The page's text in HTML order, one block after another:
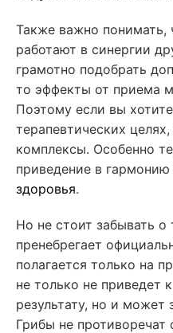
Также важно понимать,
работают в синергии
грамотно подобрать
то эффекты от приема
Поэтому если вы
терапевтических
комплексы. Особенно
приведение в гармонию
здоровья.
Но не стоит забывать о
пренебрегает
полагается только на
не только не приведет
результату, но и может
Грибы не